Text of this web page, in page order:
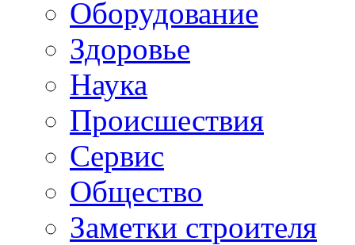
Oборудование
Здоровье
Наука
Происшествия
Сервис
Общество
Заметки строителя